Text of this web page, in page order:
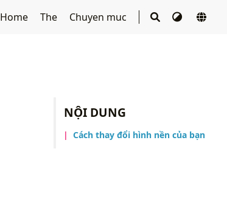
Home The Chuyen muc
NỘI DUNG
Cách thay đổi hình nền của bạn